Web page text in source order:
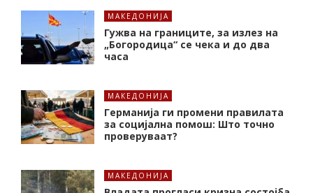
МАКЕДОНИЈА
Гужва на границите, за излез на
„Богородица“ се чека и до два
часа
МАКЕДОНИЈА
Германија ги промени правилата
за социјална помош: Што точно
проверуваат?
МАКЕДОНИЈА